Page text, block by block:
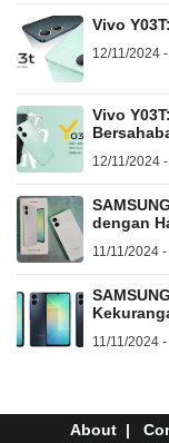
Vivo
12/11/2024
Vivo
12/11/2024
dengan
11/11/2024
11/11/2024
About